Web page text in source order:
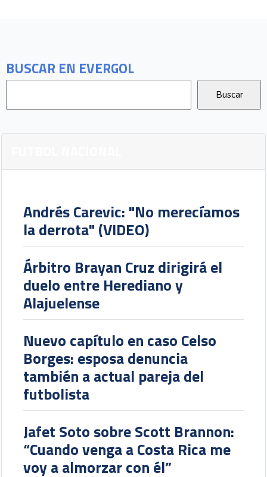
BUSCAR EN EVERGOL
Andrés Carevic: "No merecíamos
la derrota" (VIDEO)
Árbitro Brayan Cruz dirigirá el
duelo entre Herediano y
Alajuelense
Nuevo capítulo en caso Celso
Borges: esposa denuncia
también a actual pareja del
futbolista
Jafet Soto sobre Scott Brannon:
“Cuando venga a Costa Rica me
voy a almorzar con él”